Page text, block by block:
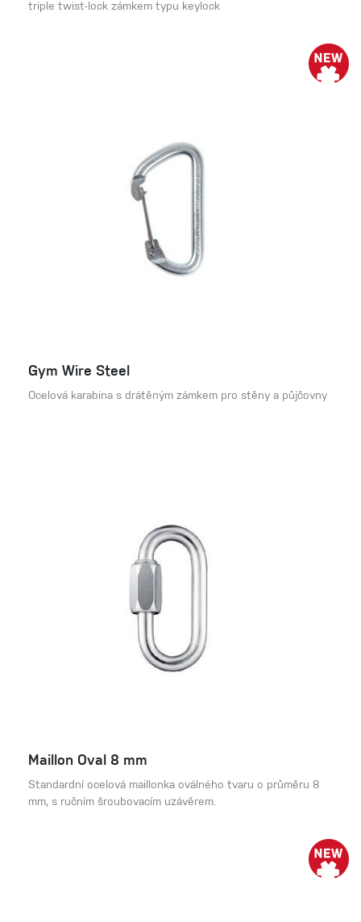
triple twist-lock zámkem typu keylock
Gym Wire Steel
Ocelová karabina s drátěným zámkem pro stěny a půjčovny
Maillon Oval 8 mm
Standardní ocelová maillonka oválného tvaru o průměru 8
mm, s ručním šroubovacím uzávěrem.